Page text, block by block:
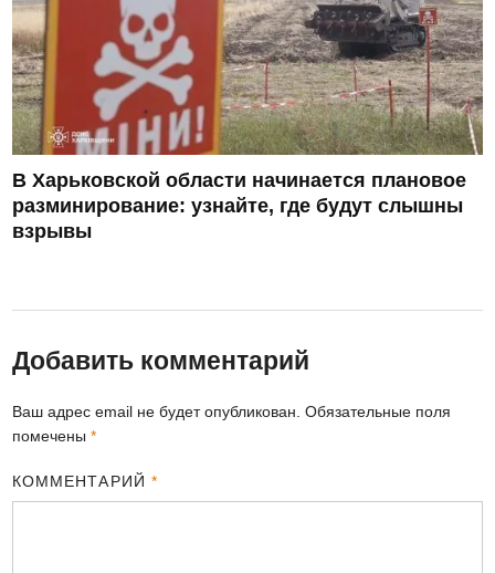
В Харьковской области начинается плановое
разминирование: узнайте, где будут слышны
взрывы
Добавить комментарий
Ваш адрес email не будет опубликован. Обязательные поля
помечены*
КОММЕНТАРИЙ *